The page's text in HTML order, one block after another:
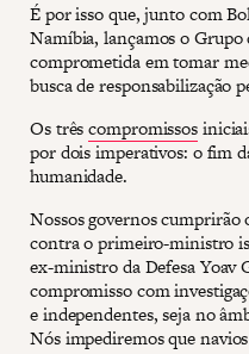
É por isso que, junto com
Namíbia, lançamos o Grupo
comprometida em tomar
busca de responsabilização
Os trêscompromissos
por dois imperativos: o fim
humanidade.
Nossos governos cumprirão
contra o primeiro-ministro
ex-ministro da Defesa Yoav
compromisso com
e independentes, seja no
Nós impediremos que